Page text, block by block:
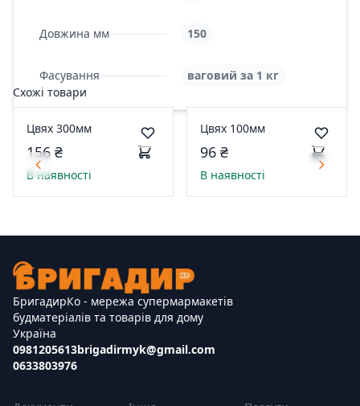
Довжина мм 150
Фасування
ваговий за 1 кг
Схожі товари
Цвях 300мм
156 ₴
В наявності
Цвях 100мм
96 ₴
В наявності
БригадирКо - мережа супермармакетів
будматеріалів та товарів для дому
Україна
0981205613
0633803976
brigadirmyk@gmail.com